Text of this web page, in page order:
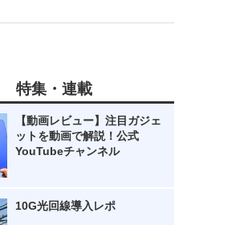
特集・連載
【動画レビュー】注目ガジェ
ットを動画で解説！公式
YouTubeチャンネル
10G光回線導入レポ